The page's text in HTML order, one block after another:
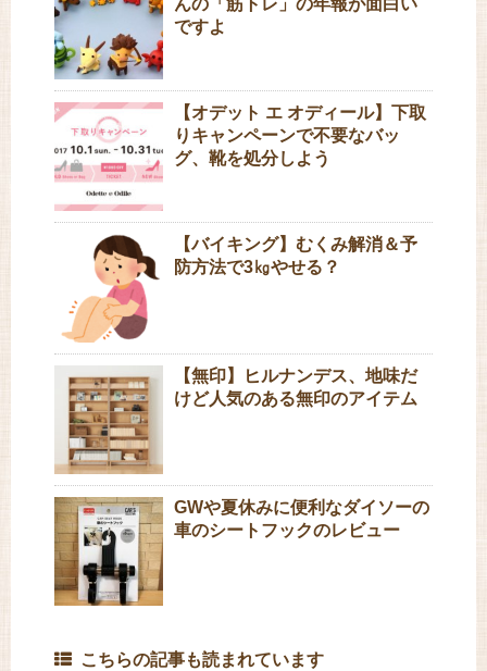
んの「筋トレ」の年報が面白い
ですよ
【オデット エ オディール】下取
りキャンペーンで不要なバッ
グ、靴を処分しよう
【バイキング】むくみ解消＆予
防方法で3㎏やせる？
【無印】ヒルナンデス、地味だ
けど人気のある無印のアイテム
GWや夏休みに便利なダイソーの
車のシートフックのレビュー
こちらの記事も読まれています